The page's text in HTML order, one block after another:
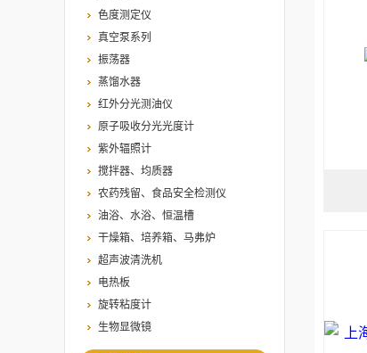
色度测定仪
真空泵系列
振荡器
蒸馏水器
红外分光测油仪
原子吸收分光光度计
紫外辐照计
搅拌器、均质器
农药残留、食品安全检测仪
油浴、水浴、恒温槽
干燥箱、培养箱、马弗炉
超声波清洗机
电热板
旋转粘度计
生物显微镜